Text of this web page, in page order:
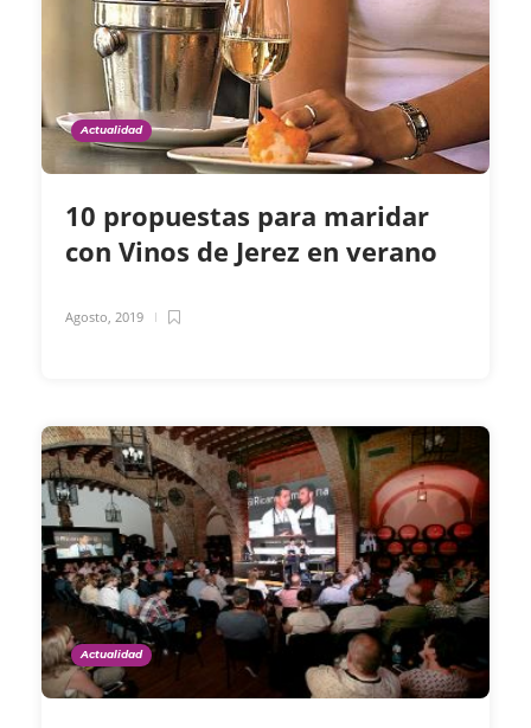
Actualidad
10 propuestas para maridar
con Vinos de Jerez en verano
Agosto, 2019
Actualidad